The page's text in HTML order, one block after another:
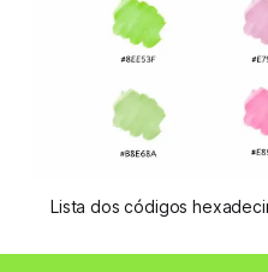
Lista dos códigos